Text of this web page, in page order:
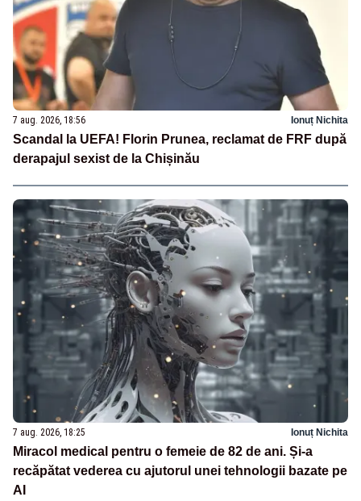
7 aug. 2026, 18:56 Ionuț Nichita
Scandal la UEFA! Florin Prunea, reclamat de FRF după
derapajul sexist de la Chișinău
7 aug. 2026, 18:25 Ionuț Nichita
Miracol medical pentru o femeie de 82 de ani. Și-a
recăpătat vederea cu ajutorul unei tehnologii bazate pe
AI